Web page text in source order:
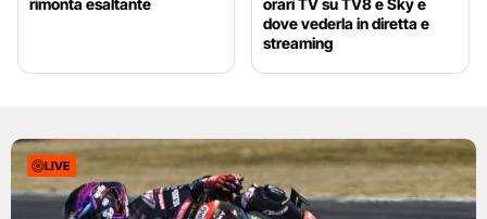
dove vederla in diretta e
streaming
LIVE